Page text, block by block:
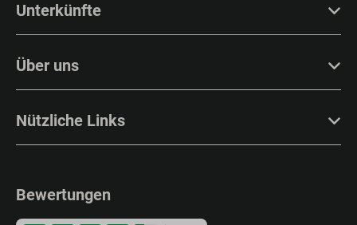
Unterkünfte
Über uns
Nützliche Links
Bewertungen